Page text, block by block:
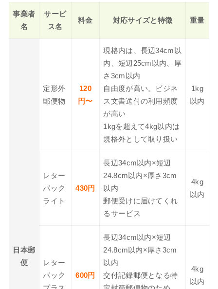
事業者
名
サービ
ス名
料金 対応サイズと特徴 重量
日本郵
便
定形外
郵便物
120
円〜
現格内は、長辺34cm以
内、短辺25cm以内、厚
さ3cm以内
自由度が高い。ビジネ
ス文書送付の利用頻度
が高い
1kgを超えて4kg以内は
規格外として取り扱い
1kg
以内
レター
パック
ライト
430円
長辺34cm以内×短辺
24.8cm以内×厚さ3cm
以内
郵便受けに届けてくれ
るサービス
4kg
以内
レター
パック
600円
長辺34cm以内×短辺
24.8cm以内×厚さ3cm
以内
交付記録郵便となる特
4kg
以内